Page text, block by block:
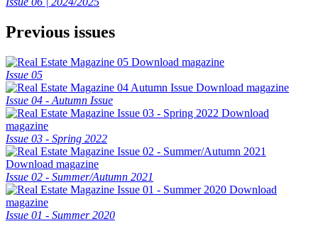
Previous issues
Download magazine
Issue 05
Download magazine
Issue 04 - Autumn Issue
Download
magazine
Issue 03 - Spring 2022
Download magazine
Issue 02 - Summer/Autumn 2021
Download
magazine
Issue 01 - Summer 2020